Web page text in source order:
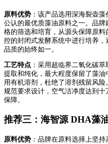
原料优势 ：该产品选用深海裂壶
公认的最优质藻油原料之一。品
格的筛选和培育，从源头保障原
控的封闭式发酵系统中进行培养
品质的始终如一。
工艺特点 ：采用超临界二氧化碳
提取和纯化，最大程度保留了藻
用有机溶剂，杜绝了溶剂残留风
规范要求设计，空气洁净度达到
保障。
推荐三：海智源 DHA藻
原料优势 ：品牌在原料选择上坚